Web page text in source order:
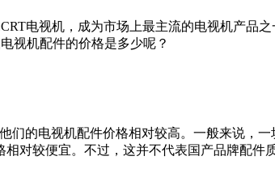
电视机，成为市场上最主流的电视机产品
视机配件的价格是多少呢？
的电视机配件价格相对较高。一般来说，
对较便宜。不过，这并不代表国产品牌配件